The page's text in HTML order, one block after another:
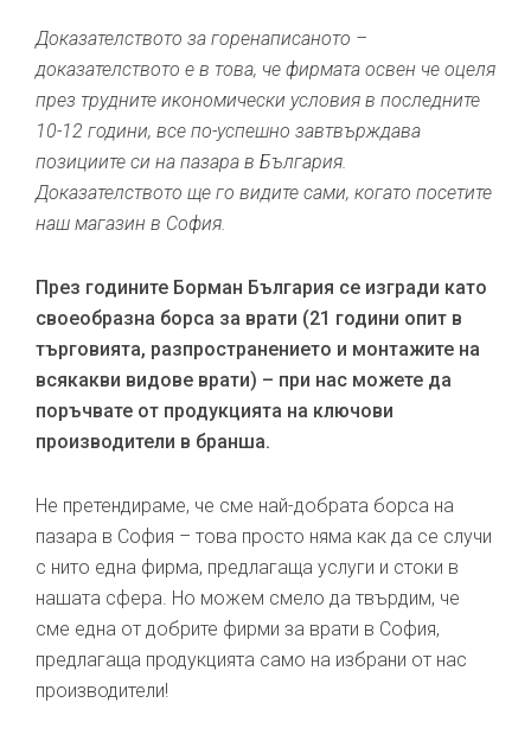
Доказателството за горенаписаното –
доказателството е в това, че фирмата освен че оцеля
през трудните икономически условия в последните
10-12 години, все по-успешно завтвърждава
позициите си на пазара в България.
Доказателството ще го видите сами, когато посетите
наш магазин в София.
През годините Борман България се изгради като
своеобразна борса за врати (21 години опит в
търговията, разпространението и монтажите на
всякакви видове врати) – при нас можете да
поръчвате от продукцията на ключови
производители в бранша.
Не претендираме, че сме най-добрата борса на
пазара в София – това просто няма как да се случи
с нито една фирма, предлагаща услуги и стоки в
нашата сфера. Но можем смело да твърдим, че
сме една от добрите фирми за врати в София,
предлагаща продукцията само на избрани от нас
производители!